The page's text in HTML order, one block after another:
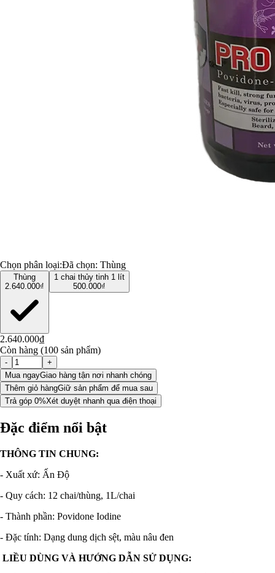
Chọn phân loại:Đã chọn: Thùng
Thùng
2.640.000₫
1 chai thủy tinh 1 lít
500.000₫
2.640.000₫
Còn hàng (100 sản phẩm)
-
+
Mua ngayGiao hàng tận nơi nhanh chóng
Thêm giỏ hàngGiữ sản phẩm để mua sau
Trả góp 0%Xét duyệt nhanh qua điện thoại
Đặc điểm nổi bật
THÔNG TIN CHUNG:
- Xuất xứ: Ấn Độ
- Quy cách: 12 chai/thùng, 1L/chai
- Thành phần: Povidone Iodine
- Đặc tính: Dạng dung dịch sệt, màu nâu đen
LIỀU DÙNG VÀ HƯỚNG DẪN SỬ DỤNG: